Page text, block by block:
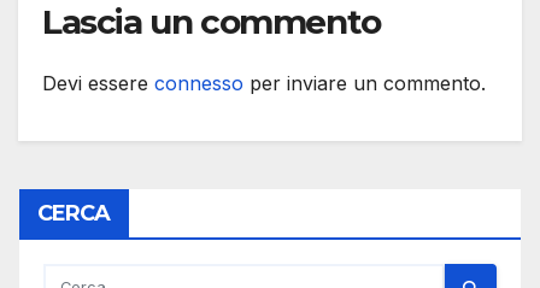
Lascia un commento
Devi essere connesso per inviare un commento.
CERCA